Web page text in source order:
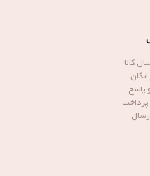
کالا